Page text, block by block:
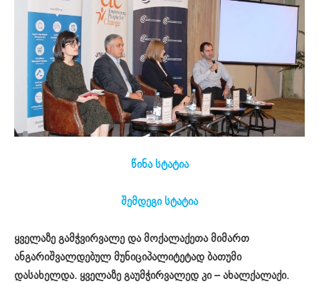
წინა სტატია
შემდეგი სტატია
ყველაზეგამჭვირვალედამოქალაქეთამიმართ
ანგარიშვალდებულმუნიციპალიტეტადბათუმი
დასახელდა.ყველაზეგაუმჭირვალედკი–ახალქალაქი.